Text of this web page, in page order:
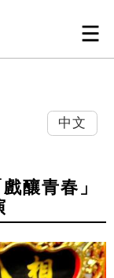
中文
釀青春」